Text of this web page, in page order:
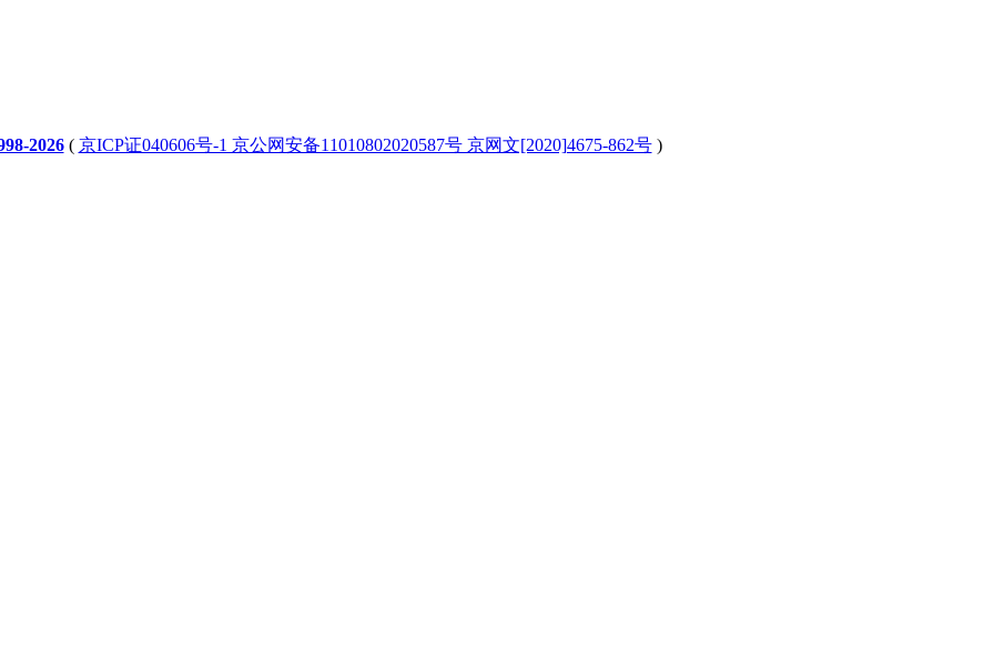
2026( 京ICP证040606号-1 京公网安备11010802020587号 京网文[2020]4675-862号)